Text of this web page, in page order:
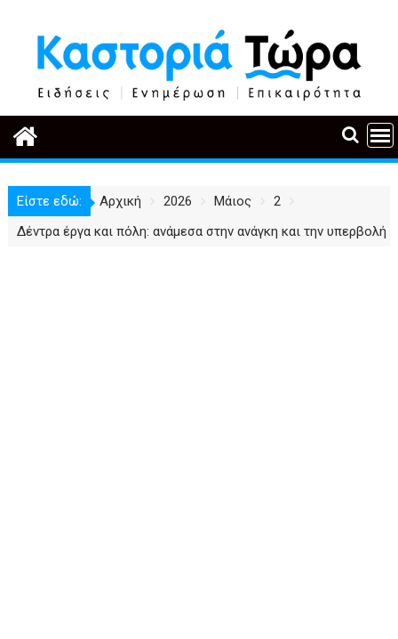
περιεχόμενο
Είστε εδώ: Αρχική 2026 Μάιος
2
Δέντρα έργα και πόλη: ανάμεσα στην ανάγκη και την υπερβολή